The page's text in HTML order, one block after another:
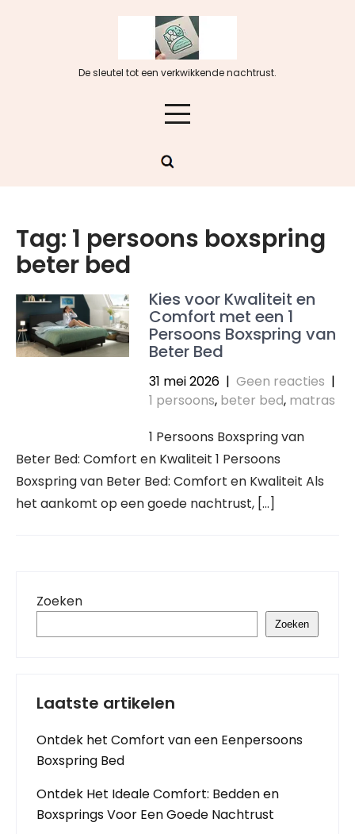
De sleutel tot een verkwikkende nachtrust.
Tag: 1 persoons boxspring
beter bed
Kies voor Kwaliteit en
Comfort met een 1
Persoons Boxspring van
Beter Bed
31 mei 2026 | Geen reacties |
1 persoons, beter bed, matras
1 Persoons Boxspring van
Beter Bed: Comfort en Kwaliteit 1 Persoons
Boxspring van Beter Bed: Comfort en Kwaliteit Als
het aankomt op een goede nachtrust, […]
Zoeken
Zoeken
Laatste artikelen
Ontdek het Comfort van een Eenpersoons
Boxspring Bed
Ontdek Het Ideale Comfort: Bedden en
Boxsprings Voor Een Goede Nachtrust